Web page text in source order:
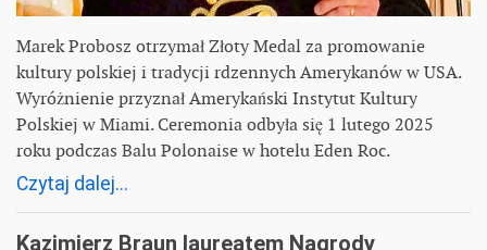
Marek Probosz otrzymał Złoty Medal za promowanie
kultury polskiej i tradycji rdzennych Amerykanów w USA.
Wyróżnienie przyznał Amerykański Instytut Kultury
Polskiej w Miami. Ceremonia odbyła się 1 lutego 2025
roku podczas Balu Polonaise w hotelu Eden Roc.
Czytaj dalej...
Kazimierz Braun laureatem Nagrody